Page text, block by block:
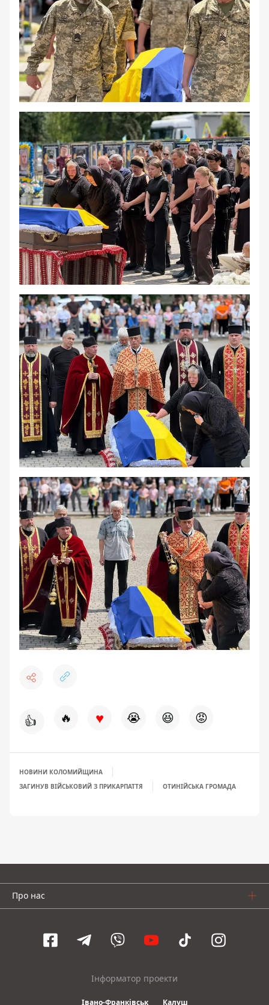
👍 🔥 ♥ 😭 😆 😡
НОВИНИ КОЛОМИЙЩИНА
ЗАГИНУВ ВІЙСЬКОВИЙ З ПРИКАРПАТТЯ
ОТИНІЙСЬКА ГРОМАДА
Про нас
Інформатор проекти
Івано-Франківськ Калуш